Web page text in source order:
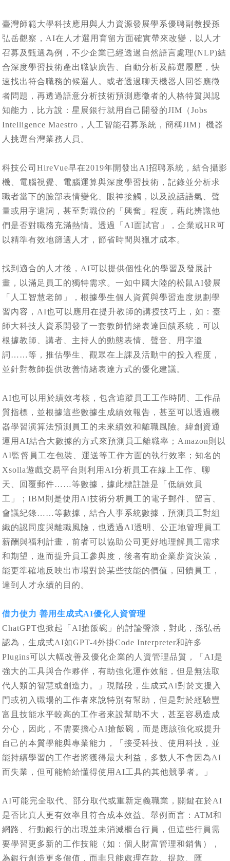
臺灣師範大學科技應用與人力資源發展學系優聘副教授孫
弘岳觀察，AI在人才選用育留方面確實帶來改變，以人才
召募及甄選為例，不少企業已經透過自然語言處理(NLP)結
合深度學習技術產出職缺廣告、自動分析及篩選履歷，快
速找出符合職務的候選人。或者透過聊天機器人回答應徵
者問題，再透過語意分析技術預測應徵者的人格特質與認
知能力，比方說：星展銀行就用自己開發的JIM（Jobs
Intelligence Maestro，人工智能召募系統，簡稱JIM）機器
人挑選台灣業務人員。
科技公司HireVue早在2019年開發出AI招聘系統，結合攝影
機、電腦視覺、電腦運算與深度學習技術，記錄並分析求
職者當下的臉部表情變化、眼神接觸，以及說話語氣、聲
量或用字遣詞，甚至對職位的「興奮」程度，藉此辨識他
們是否對職務充滿熱情。透過「AI面試官」，企業或HR可
以精準有效地篩選人才，節省時間與獵才成本。
找到適合的人才後，AI可以提供個性化的學習及發展計
畫，以滿足員工的獨特需求。一如中國大陸的松鼠AI發展
「人工智慧老師」，根據學生個人資質與學習進度規劃學
習內容，AI也可以應用在提升教師的講授技巧上，如：臺
師大科技人資系開發了一套教師情緒表達回饋系統，可以
根據教師、講者、主持人的動態表情、聲音、用字遣
詞……等，推估學生、觀眾在上課及活動中的投入程度，
並針對教師提供改善情緒表達方式的優化建議。
AI也可以用於績效考核，包含追蹤員工工作時間、工作品
質指標，並根據這些數據生成績效報告，甚至可以透過機
器學習演算法預測員工的未來績效和離職風險。緯創資通
運用AI結合大數據的方式來預測員工離職率；Amazon則以
AI監督員工在包裝、運送等工作方面的執行效率；知名的
Xsolla遊戲交易平台則利用AI分析員工在線上工作、聊
天、回覆郵件……等數據，據此標註誰是「低績效員
工」；IBM則是使用AI技術分析員工的電子郵件、留言、
會議紀錄……等數據，結合人事系統數據，預測員工對組
織的認同度與離職風險，也透過AI透明、公正地管理員工
薪酬與福利計畫，前者可以協助公司更好地理解員工需求
和期望，進而提升員工參與度，後者有助企業薪資決策，
能更準確地反映出市場對於某些技能的價值，回饋員工，
達到人才永續的目的。
借力使力 善用生成式AI優化人資管理
ChatGPT也掀起「AI搶飯碗」的討論聲浪，對此，孫弘岳
認為，生成式AI如GPT-4外掛Code Interpreter和許多
Plugins可以大幅改善及優化企業的人資管理品質，「AI是
強大的工具與合作夥伴，有助強化運作效能，但是無法取
代人類的智慧或創造力。」現階段，生成式AI對於支援入
門或初入職場的工作者來說特別有幫助，但是對於經驗豐
富且技能水平較高的工作者來說幫助不大，甚至容易造成
分心，因此，不需要擔心AI搶飯碗，而是應該強化或提升
自己的本質學能與專業能力，「接受科技、使用科技，並
能持續學習的工作者將獲得最大利益，多數人不會因為AI
而失業，但可能輸給懂得使用AI工具的其他競爭者。」
AI可能完全取代、部分取代或重新定義職業，關鍵在於AI
是否比真人更有效率且符合成本效益。舉例而言：ATM和
網路、行動銀行的出現並未消滅櫃台行員，但這些行員需
要學習更多新的工作技能（如：個人財富管理和銷售），
為銀行創造更多價值，而非只能處理存款、提款、匯